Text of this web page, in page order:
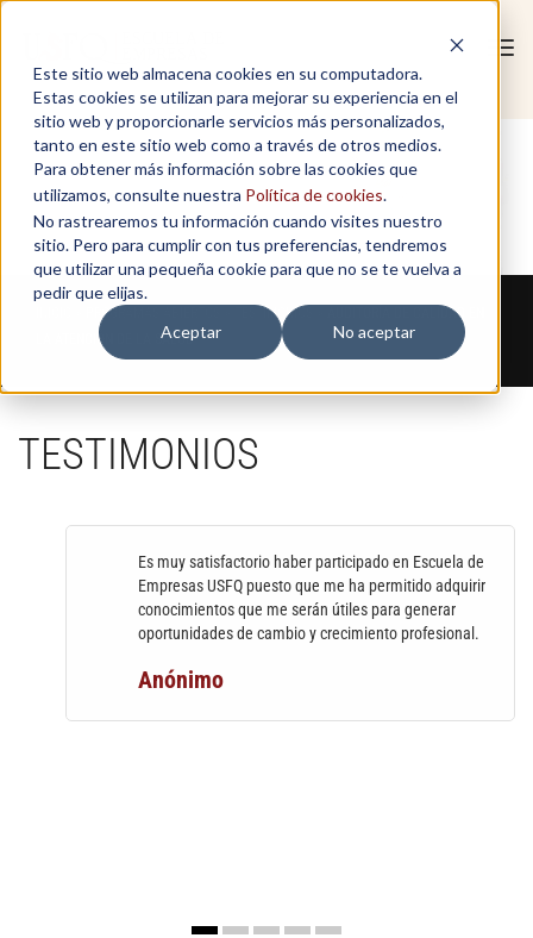
Este sitio web almacena cookies en su computadora.
Estas cookies se utilizan para mejorar su experiencia en el
sitio web y proporcionarle servicios más personalizados,
tanto en este sitio web como a través de otros medios.
Para obtener más información sobre las cookies que
utilizamos, consulte nuestra Política de cookies.
No rastrearemos tu información cuando visites nuestro
sitio. Pero para cumplir con tus preferencias, tendremos
que utilizar una pequeña cookie para que no se te vuelva a
pedir que elijas.
Aceptar
No aceptar
INICIO > PROGRAMAS ABIERTOS > TESTIMONIOS >
AUDITORÍA DE CALIDAD EN
LA ATENCIÓN DE LA SALUD
TESTIMONIOS
Es muy satisfactorio haber participado en Escuela de
Empresas USFQ puesto que me ha permitido adquirir
conocimientos que me serán útiles para generar
oportunidades de cambio y crecimiento profesional.
Anónimo